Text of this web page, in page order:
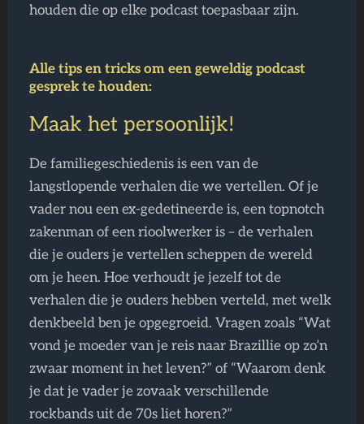
houden die op elke podcast toepasbaar zijn.
Alle tips en tricks om een geweldig podcast
gesprek te houden:
Maak het persoonlijk!
De familiegeschiedenis is een van de
langstlopende verhalen die we vertellen. Of je
vader nou een ex-gedetineerde is, een topnotch
zakenman of een rioolwerker is – de verhalen
die je ouders je vertellen scheppen de wereld
om je heen. Hoe verhoudt je jezelf tot de
verhalen die je ouders hebben verteld, met welk
denkbeeld ben je opgegroeid. Vragen zoals “Wat
vond je moeder van je reis naar Brazillie op zo’n
zwaar moment in het leven?” of “Waarom denk
je dat je vader je zovaak verschillende
rockbands uit de 70s liet horen?”